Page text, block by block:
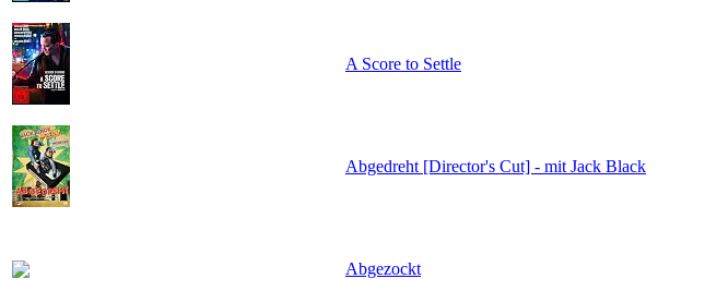
A Score to Settle
Abgedreht [Director's Cut] - mit Jack Black
Abgezockt